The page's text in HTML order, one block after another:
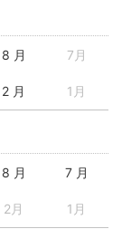
8 月 7月
2 月 1月
8 月 7 月
2月 1月